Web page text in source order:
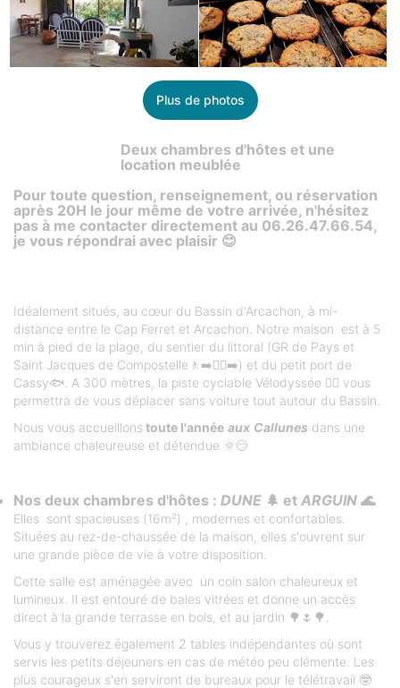
Plus de photos
Deux chambres d'hôtes et une
location meublée
Pour toute question, renseignement, ou réservation
après 20H le jour même de votre arrivée, n'hésitez
pas à me contacter directement au 06.26.47.66.54,
je vous répondrai avec plaisir 😊
Idéalement situés, au cœur du Bassin d'Arcachon, à mi-
distance entre le Cap Ferret et Arcachon. Notre maison est à 5
min à pied de la plage, du sentier du littoral (GR de Pays et
Saint Jacques de Compostelle🚶‍➡️🚶‍♂️‍➡️) et du petit port de
Cassy🐟. A 300 mètres, la piste cyclable Vélodyssée 🚴‍♀️ vous
permettra de vous déplacer sans voiture tout autour du Bassin.
Nous vous accueillons toute l'année aux Callunes dans une
ambiance chaleureuse et détendue 🌞😏
Nos deux chambres d'hôtes : DUNE 🌲 et ARGUIN 🌊
Elles sont spacieuses (16m²) , modernes et confortables.
Situées au rez-de-chaussée de la maison, elles s'ouvrent sur
une grande pièce de vie à votre disposition.
Cette salle est aménagée avec un coin salon chaleureux et
lumineux. Il est entouré de baies vitrées et donne un accès
direct à la grande terrasse en bois, et au jardin 🌳🌷🌳.
Vous y trouverez également 2 tables indépendantes où sont
servis les petits déjeuners en cas de météo peu clémente. Les
plus courageux s'en serviront de bureaux pour le télétravail 🤓